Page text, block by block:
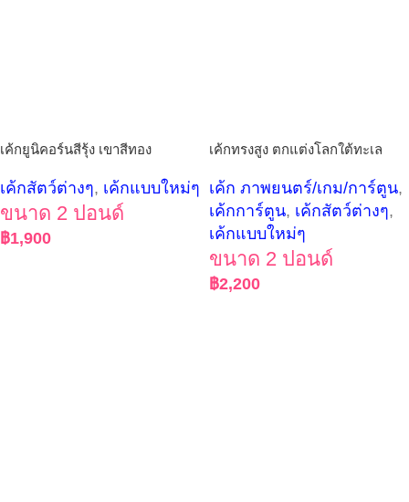
เค้กยูนิคอร์นสีรุ้ง เขาสีทอง
เค้กสัตว์ต่างๆ, เค้กแบบใหม่ๆ
ขนาด 2 ปอนด์
฿1,900
เค้กทรงสูง ตกแต่งโลกใต้ทะเล
เค้ก ภาพยนตร์/เกม/การ์ตูน,
เค้กการ์ตูน, เค้กสัตว์ต่างๆ,
เค้กแบบใหม่ๆ
ขนาด 2 ปอนด์
฿2,200